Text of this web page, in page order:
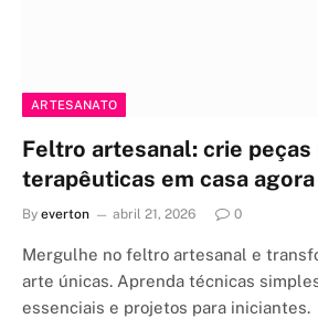
ARTESANATO
Feltro artesanal: crie peças
terapêuticas em casa agora
By everton abril 21, 2026 0
Mergulhe no feltro artesanal e
arte únicas. Aprenda técnicas
essenciais e projetos para iniciantes.